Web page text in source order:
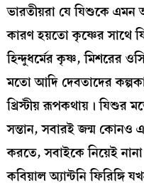
ভারতীয়রা যে যিশুকে
কারণ হয়তো কৃষ্ণের সাথে
হিন্দুধর্মের কৃষ্ণ, মিশরের
মতো আদি দেবতাদের
খ্রিস্টীয় রূপকথায়। যিশুর
সন্তান, সবারই জন্ম কোনও
করতে, সবাইকে নিয়েই
কবিয়াল অ্যান্টনি ফিরিঙ্গি